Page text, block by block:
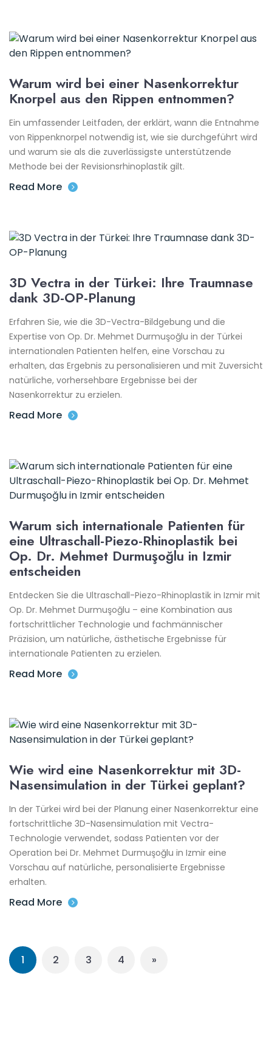
Warum wird bei einer Nasenkorrektur
Knorpel aus den Rippen entnommen?
Ein umfassender Leitfaden, der erklärt, wann die Entnahme
von Rippenknorpel notwendig ist, wie sie durchgeführt wird
und warum sie als die zuverlässigste unterstützende
Methode bei der Revisionsrhinoplastik gilt.
Read More
3D Vectra in der Türkei: Ihre Traumnase
dank 3D-OP-Planung
Erfahren Sie, wie die 3D-Vectra-Bildgebung und die
Expertise von Op. Dr. Mehmet Durmuşoğlu in der Türkei
internationalen Patienten helfen, eine Vorschau zu
erhalten, das Ergebnis zu personalisieren und mit Zuversicht
natürliche, vorhersehbare Ergebnisse bei der
Nasenkorrektur zu erzielen.
Read More
Warum sich internationale Patienten für
eine Ultraschall-Piezo-Rhinoplastik bei
Op. Dr. Mehmet Durmuşoğlu in Izmir
entscheiden
Entdecken Sie die Ultraschall-Piezo-Rhinoplastik in Izmir mit
Op. Dr. Mehmet Durmuşoğlu – eine Kombination aus
fortschrittlicher Technologie und fachmännischer
Präzision, um natürliche, ästhetische Ergebnisse für
internationale Patienten zu erzielen.
Read More
Wie wird eine Nasenkorrektur mit 3D-
Nasensimulation in der Türkei geplant?
In der Türkei wird bei der Planung einer Nasenkorrektur eine
fortschrittliche 3D-Nasensimulation mit Vectra-
Technologie verwendet, sodass Patienten vor der
Operation bei Dr. Mehmet Durmuşoğlu in Izmir eine
Vorschau auf natürliche, personalisierte Ergebnisse
erhalten.
Read More
1 2 3 4 »